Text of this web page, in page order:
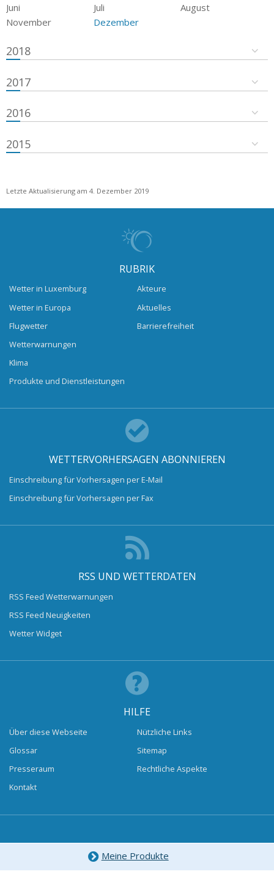
Juni
Juli
August
November
Dezember
2018
2017
2016
2015
Letzte Aktualisierung am 4. Dezember 2019
RUBRIK
Wetter in Luxemburg
Wetter in Europa
Flugwetter
Wetterwarnungen
Klima
Produkte und Dienstleistungen
Akteure
Aktuelles
Barrierefreiheit
WETTERVORHERSAGEN ABONNIEREN
Einschreibung für Vorhersagen per E-Mail
Einschreibung für Vorhersagen per Fax
RSS UND WETTERDATEN
RSS Feed Wetterwarnungen
RSS Feed Neuigkeiten
Wetter Widget
HILFE
Über diese Webseite
Glossar
Presseraum
Kontakt
Nützliche Links
Sitemap
Rechtliche Aspekte
Meine Produkte